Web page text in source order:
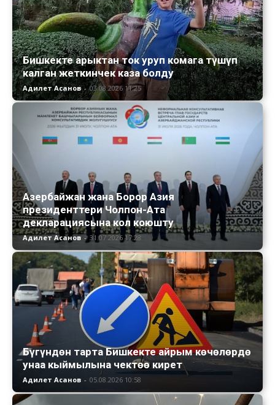
Бишкекте арыктан ток уруп комага түшүп
калган жеткинчек каза болду
Адилет Асанов - 03.08.2026 11:25
Азербайжан жана Борор Азия
президенттери Чолпон-Ата
декларациясына кол коюшту
Адилет Асанов - 31.07.2026 17:28
Бүгүндөн тарта Бишкекте айрым көчөлөрдө
унаа кыймылына чектөө кирет
Адилет Асанов - 05.08.2026 10:58